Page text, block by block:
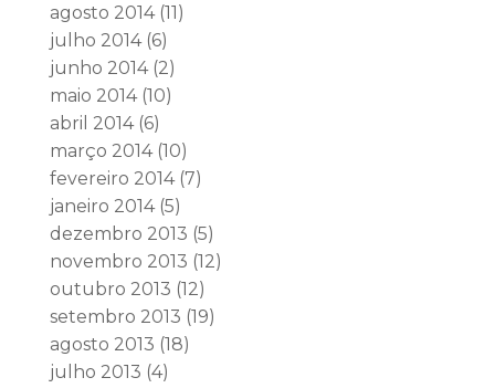
agosto 2014(11)
julho 2014(6)
junho 2014(2)
maio 2014(10)
abril 2014(6)
março 2014(10)
fevereiro 2014(7)
janeiro 2014(5)
dezembro 2013 (5)
novembro 2013 (12)
outubro 2013 (12)
setembro 2013 (19)
agosto 2013 (18)
julho 2013 (4)